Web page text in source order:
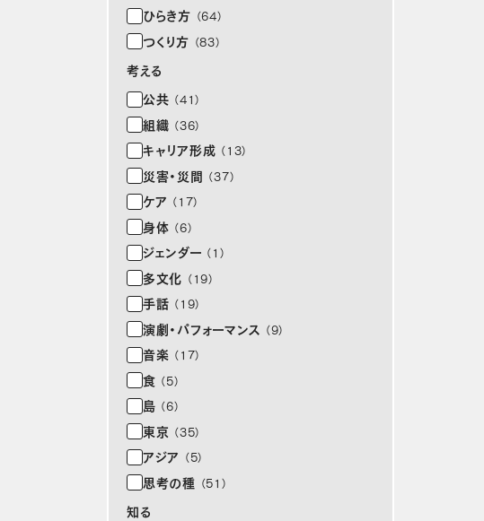
ひらき方 （64）
つくり方 （83）
考える
公共 （41）
組織 （36）
キャリア形成 （13）
災害・災間 （37）
ケア （17）
身体 （6）
ジェンダー （1）
多文化 （19）
手話 （19）
演劇・パフォーマンス （9）
音楽 （17）
食 （5）
島 （6）
東京 （35）
アジア （5）
思考の種 （51）
知る